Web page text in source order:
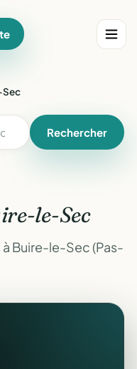
Rechercher
le-Sec
Buire-le-Sec (Pas-